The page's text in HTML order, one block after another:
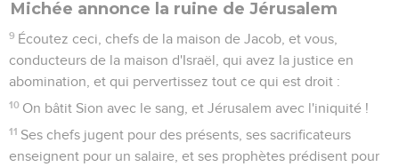
Michée annonce la ruine de Jérusalem
9 Écoutez ceci, chefs de la maison de Jacob, et vous,
conducteurs de la maison d'Israël, qui avez la justice en
abomination, et qui pervertissez tout ce qui est droit :
10 On bâtit Sion avec le sang, et Jérusalem avec l'iniquité !
11 Ses chefs jugent pour des présents, ses sacrificateurs
enseignent pour un salaire, et ses prophètes prédisent pour